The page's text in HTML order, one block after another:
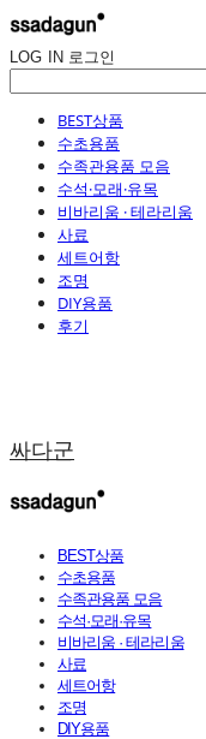
LOG IN 로그인
BEST상품
수초용품
수족관용품 모음
수석·모래·유목
비바리움 · 테라리움
사료
세트어항
조명
DIY용품
후기
싸다군
BEST상품
수초용품
수족관용품 모음
수석·모래·유목
비바리움 · 테라리움
사료
세트어항
조명
DIY용품